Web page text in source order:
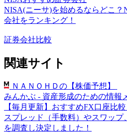
NISA(ニーサ)を始めるならどこ？
会社をランキング！
証券会社比較
関連サイト
ＮＡＮＯＨＤの【株価予想】
みんかぶ - 資産形成のための情報
【毎月更新】おすすめFX口座比較
スプレッド（手数料）やスワップ
を調査し決定しました！